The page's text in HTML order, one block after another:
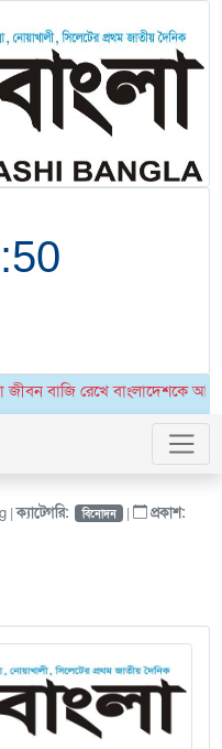
রেখে বাংলাদেশকে আরেকবার
|ক্যাটেগরি: বিনোদন | প্রকাশ: